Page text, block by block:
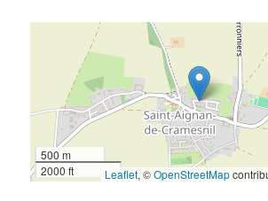
500 m
2000 ft
Leaflet, ©OpenStreetMap